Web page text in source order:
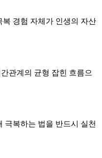
경험 자체가 인생의 자산
관계의 균형 잡힌 흐름으
극복하는 법을 반드시 실천